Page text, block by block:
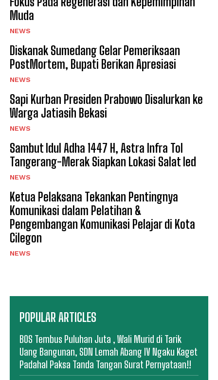
Muda
NEWS
Diskanak Sumedang Gelar Pemeriksaan
PostMortem, Bupati Berikan Apresiasi
NEWS
Sapi Kurban Presiden Prabowo Disalurkan ke
Warga Jatiasih Bekasi
NEWS
‎Sambut Idul Adha 1447 H, Astra Infra Tol
Tangerang-Merak Siapkan Lokasi Salat Ied
NEWS
Ketua Pelaksana Tekankan Pentingnya
Komunikasi dalam Pelatihan &
Pengembangan Komunikasi Pelajar di Kota
Cilegon
NEWS
POPULAR ARTICLES
BOS Tembus Puluhan Juta , Wali Murid di Tarik
Uang Bangunan, SDN Lemah Abang IV Ngaku Kaget
Padahal Paksa Tanda Tangan Surat Pernyataan!!